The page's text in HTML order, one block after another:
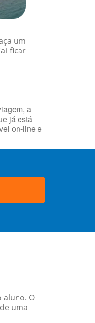
um
ficar
a
já está
on-line e
aluno. O
uma